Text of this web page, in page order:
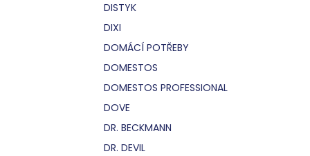
DISTYK
DIXI
DOMÁCÍ POTŘEBY
DOMESTOS
DOMESTOS PROFESSIONAL
DOVE
DR. BECKMANN
DR. DEVIL